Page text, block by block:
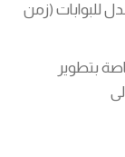
للبوابات (زمن
بتطوير